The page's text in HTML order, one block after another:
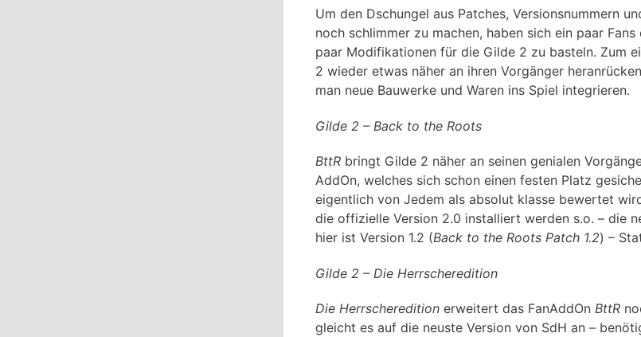
Um den Dschungel aus Patches, Versionsnummern
noch schlimmer zu machen, haben sich ein paar
paar Modifikationen für die Gilde 2 zu basteln. Zum
2 wieder etwas näher an ihren Vorgänger
man neue Bauwerke und Waren ins Spiel integrieren.
Gilde 2 – Back to the Roots
BttR bringt Gilde 2 näher an seinen genialen
AddOn, welches sich schon einen festen Platz
eigentlich von Jedem als absolut klasse bewertet
die offizielle Version 2.0 installiert werden s.o. – die
hier ist Version 1.2 (Back to the Roots Patch 1.2) –
Gilde 2 – Die Herrscheredition
Die Herrscheredition erweitert das FanAddOn BttR
gleicht es auf die neuste Version von SdH an –